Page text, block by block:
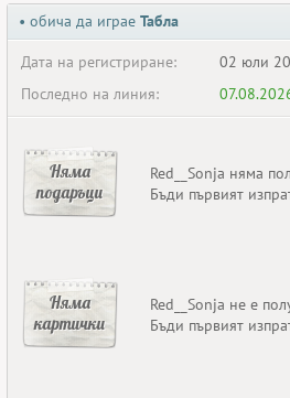
• обича да играе Табла
Дата на регистриране:
02 юли
Последно на линия:
Няма
подаръци
Red__Sonja няма
Бъди първият
Няма
картички
Red__Sonja не е
Бъди първият